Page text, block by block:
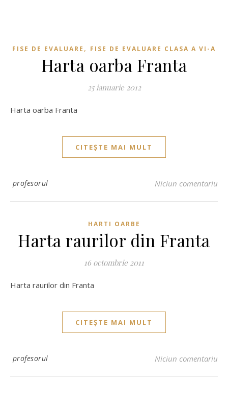
FISE DE EVALUARE , FISE DE EVALUARE CLASA A VI-A
Harta oarba Franta
25 ianuarie 2012
Harta oarba Franta
CITEȘTE MAI MULT
profesorul Niciun comentariu
HARTI OARBE
Harta raurilor din Franta
16 octombrie 2011
Harta raurilor din Franta
CITEȘTE MAI MULT
profesorul Niciun comentariu